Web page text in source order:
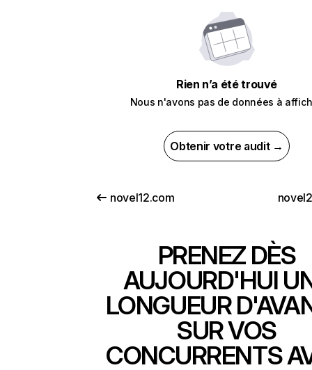
Rien n’a été trouvé
Nous n'avons pas de données à
Obtenir votre audit →
novel12.com
PRENEZ DÈS
AUJOURD'HUI
LONGUEUR
SUR VOS
CONCURRENTS